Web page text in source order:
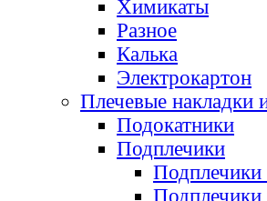
Химикаты
Разное
Калька
Электрокартон
Плечевые накладки
Подокатники
Подплечики